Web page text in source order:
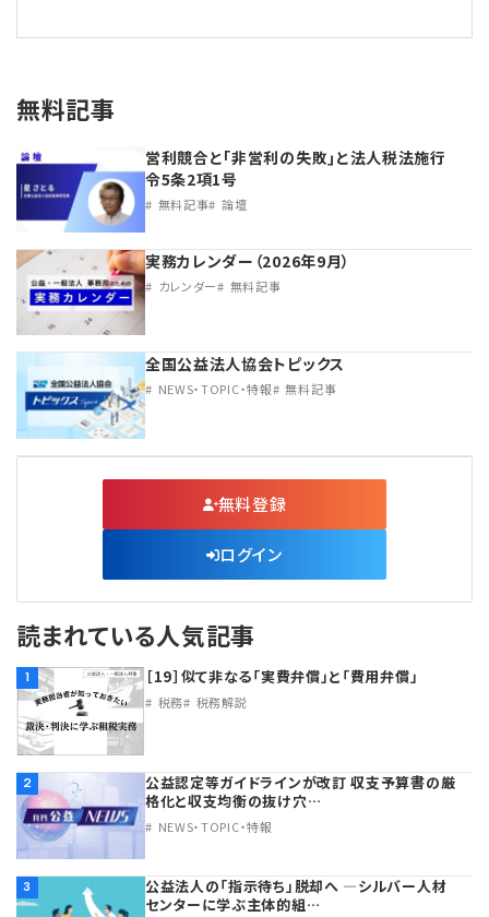
無料記事
営利競合と｢非営利の失敗｣と法人税法施行
令5条2項1号
無料記事 論壇
実務カレンダー（2026年9月）
カレンダー 無料記事
全国公益法人協会トピックス
NEWS・TOPIC・特報 無料記事
無料登録
ログイン
読まれている人気記事
1 ［19］似て非なる「実費弁償」と「費用弁償」
税務 税務解説
2
公益認定等ガイドラインが改訂 収支予算書の厳
格化と収支均衡の抜け穴…
NEWS・TOPIC・特報
3
公益法人の「指示待ち」脱却へ ―シルバー人材
センターに学ぶ主体的組…